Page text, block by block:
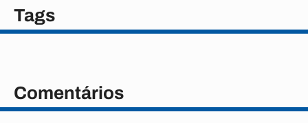
Tags
Comentários